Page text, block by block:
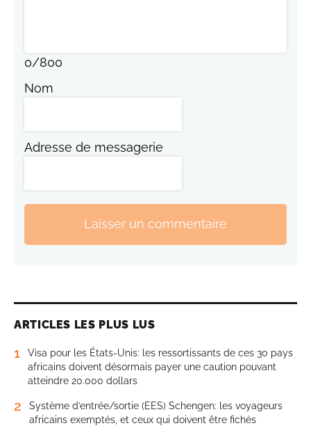
0/800
Nom
Adresse de messagerie
Laisser un commentaire
ARTICLES LES PLUS LUS
1
Visa pour les États-Unis: les ressortissants de ces 30 pays
africains doivent désormais payer une caution pouvant
atteindre 20.000 dollars
2
Système d’entrée/sortie (EES) Schengen: les voyageurs
africains exemptés, et ceux qui doivent être fichés